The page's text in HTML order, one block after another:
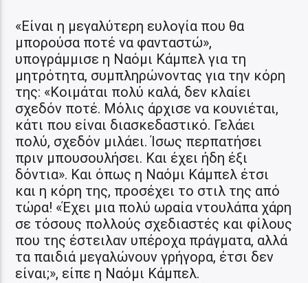
«Είναι η μεγαλύτερη ευλογία που θα
μπορούσα ποτέ να φανταστώ»,
υπογράμμισε η Ναόμι Κάμπελ για τη
μητρότητα, συμπληρώνοντας για την κόρη
της: «Κοιμάται πολύ καλά, δεν κλαίει
σχεδόν ποτέ. Μόλις άρχισε να κουνιέται,
κάτι που είναι διασκεδαστικό. Γελάει
πολύ, σχεδόν μιλάει. Ίσως περπατήσει
πριν μπουσουλήσει. Και έχει ήδη έξι
δόντια». Και όπως η Ναόμι Κάμπελ έτσι
και η κόρη της, προσέχει το στιλ της από
τώρα! «Έχει μια πολύ ωραία ντουλάπα χάρη
σε τόσους πολλούς σχεδιαστές και φίλους
που της έστειλαν υπέροχα πράγματα, αλλά
τα παιδιά μεγαλώνουν γρήγορα, έτσι δεν
είναι;», είπε η Ναόμι Κάμπελ.